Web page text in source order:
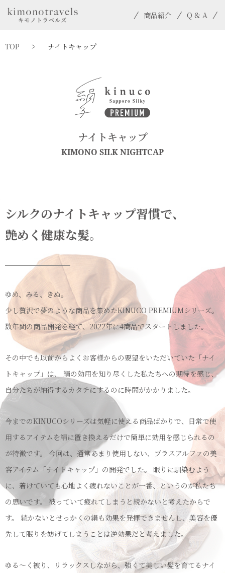
商品紹介 Q & A
TOP > ナイトキャップ
ナイトキャップ
KIMONO SILK NIGHTCAP
シルクのナイトキャップ習慣で、
艶めく健康な髪。
ゆめ、みる、きぬ。
少し贅沢で夢のような商品を集めたKINUCO PREMIUMシリーズ。
数年間の商品開発を経て、2022年に4商品でスタートしました。
その中でも以前からよくお客様からの要望をいただいていた「ナイ
トキャップ」は、 絹の効用を知り尽くした私たちへの期待を感じ、
自分たちが納得するカタチにするのに時間がかかりました。
今までのKINUCOシリーズは気軽に使える商品ばかりで、日常で使
用するアイテムを絹に置き換えるだけで簡単に効用を感じられるの
が特徴です。 今回は、通常あまり使用しない、プラスアルファの美
容アイテム「ナイトキャップ」の開発でした。 眠りに馴染むよう
に、着けていても心地よく疲れないことが一番、というのが私たち
の思いです。 被っていて疲れてしまうと続かないと考えたからで
す。 続かないとせっかくの絹も効果を発揮できませんし、美容を優
先して眠りを妨げてしまうことは逆効果だと考えました。
ゆる〜く被り、リラックスしながら、強くて美しい髪を育てるナイ